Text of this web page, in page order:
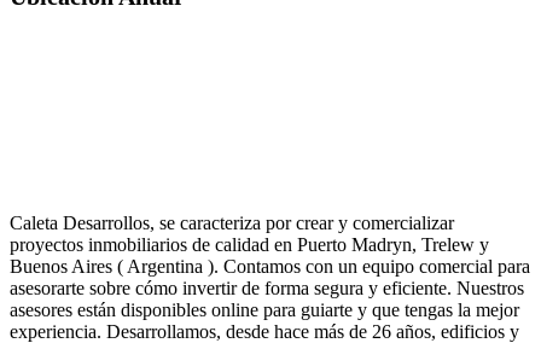
Caleta Desarrollos, se caracteriza por crear y comercializar
proyectos inmobiliarios de calidad en Puerto Madryn, Trelew y
Buenos Aires ( Argentina ). Contamos con un equipo comercial para
asesorarte sobre cómo invertir de forma segura y eficiente. Nuestros
asesores están disponibles online para guiarte y que tengas la mejor
experiencia. Desarrollamos, desde hace más de 26 años, edificios y